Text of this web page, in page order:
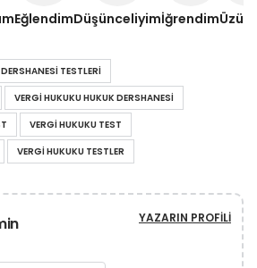
EğlendimDüşünceliyimİğrendim
TESTLERI
VERGI HUKUKU HUKUK DERSHANESI
VERGI HUKUKU TEST
VERGI HUKUKU TESTLER
YAZARIN PROFILI